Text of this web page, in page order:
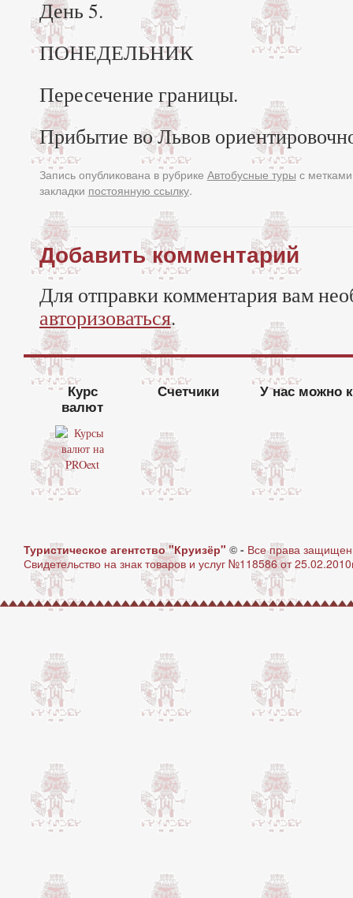
День 5.
ПОНЕДЕЛЬНИК
Пересечение границы.
Прибытие во Львов
Запись опубликована в рубрике Автобусные туры с
закладки постоянную ссылку.
Добавить комментарий
Для отправки комментария вам
авторизоваться.
Курс
валют
Счетчики У нас можно
Туристическое агентство "Круизёр" © - Все права
Свидетельство на знак товаров и услуг №118586 от